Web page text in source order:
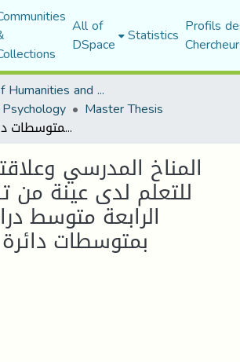
All of
DSpace Statistics Profils
Faculty of Humanities and Social Sciences
Master Thesis
المناخ المدرسي وعلاقته بالدافعية للتعلم لدى عينة من تلاميذ السنة الرابعة متوسط دراسة ميدانية بمتوسطات دائرة سيدي عامر
المناخ المدرسي
للتعلم لدى عينة من
الرابعة متوسط
بمتوسطات